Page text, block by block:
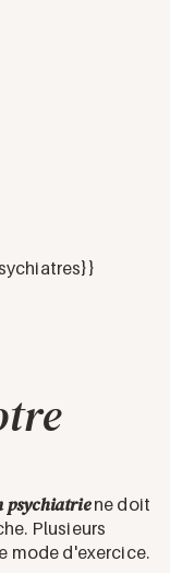
psychiatriene doit
Plusieurs
mode d'exercice.